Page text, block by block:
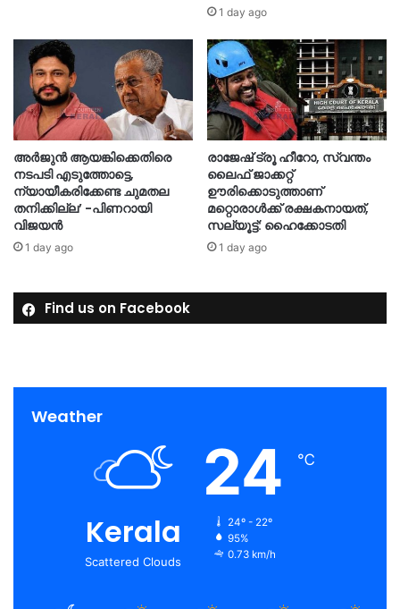
1 day ago
അർജുൻ ആയങ്കിക്കെതിരെ
നടപടി എടുത്തോട്ടെ,
ന്യായീകരിക്കേണ്ട ചുമതല
തനിക്കില്ല’ -പിണറായി
വിജയൻ
1 day ago
രാജേഷ് ട്രൂ ഹീറോ, സ്വന്തം
ലൈഫ് ജാക്കറ്റ്
ഊരിക്കൊടുത്താണ്
മറ്റൊരാള്‍ക്ക് രക്ഷകനായത്,
സല്യൂട്ട്: ഹൈക്കോടതി
1 day ago
Find us on Facebook
Weather
Kerala
Scattered Clouds
24 ℃
24º - 22º
95%
0.73 km/h